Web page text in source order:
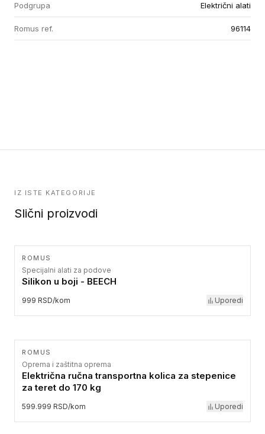
Podgrupa Električni alati
Romus ref. 96114
IZ ISTE KATEGORIJE
Slični proizvodi
ROMUS
Specijalni alati za podove
Silikon u boji - BEECH
999 RSD/kom Uporedi
ROMUS
Oprema i zaštitna oprema
Električna ručna transportna kolica za stepenice
za teret do 170 kg
599.999 RSD/kom Uporedi